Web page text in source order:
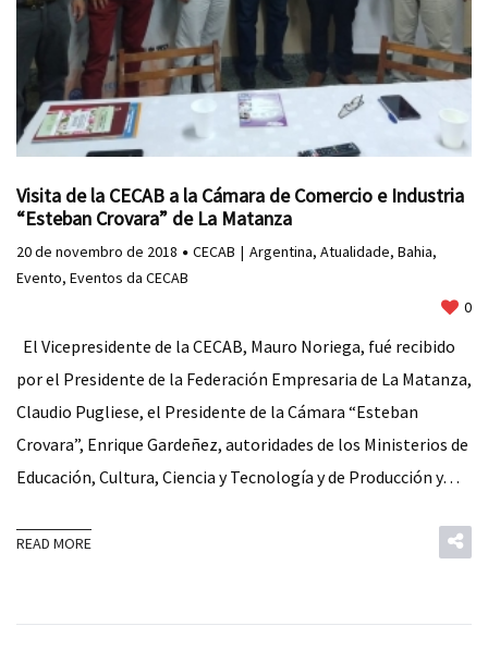
Visita de la CECAB a la Cámara de Comercio e Industria
“Esteban Crovara” de La Matanza
20 de novembro de 2018 CECAB Argentina, Atualidade, Bahia,
Evento, Eventos da CECAB
0
El Vicepresidente de la CECAB, Mauro Noriega, fué recibido
por el Presidente de la Federación Empresaria de La Matanza,
Claudio Pugliese, el Presidente de la Cámara “Esteban
Crovara”, Enrique Gardeñez, autoridades de los Ministerios de
Educación, Cultura, Ciencia y Tecnología y de Producción y…
READ MORE